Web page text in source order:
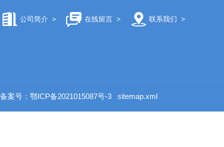
公司简介 > 在线留言> 联系我们 >
备案号：鄂ICP备2021015087号-3 sitemap.xml